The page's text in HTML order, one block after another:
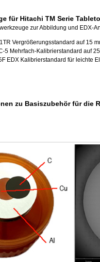
für Hitachi TM Serie
zur Abbildung und EDX-
1TR Vergrößerungsstandard auf
5 Mehrfach-Kalibrierstandard
5F EDX Kalibrierstandard für
zu Basiszubehör für die